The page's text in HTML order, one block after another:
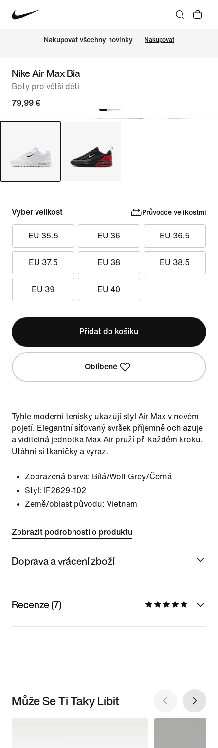
Nakupovat všechny novinky Nakupovat
Nike Air Max Bia
Boty pro větší děti
79,99 €
Vyber velikost Průvodce velikostmi
EU 35.5 EU 36 EU 36.5
EU 37.5 EU 38 EU 38.5
EU 39 EU 40
Přidat do košíku
Oblíbené
Tyhle moderní tenisky ukazují styl Air Max v novém
pojetí. Elegantní síťovaný svršek příjemně ochlazuje
a viditelná jednotka Max Air pruží při každém kroku.
Utáhni si tkaničky a vyraz.
Zobrazená barva: Bílá/Wolf Grey/Černá
Styl:
IF2629-102
Země/oblast původu: Vietnam
Zobrazit podrobnosti o produktu
Doprava a vrácení zboží
Recenze (7)
Může Se Ti Taky Líbit